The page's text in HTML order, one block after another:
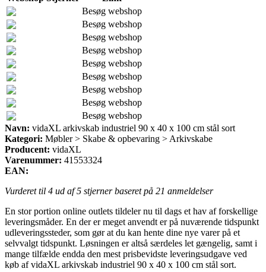
Besøg webshop
Besøg webshop
Besøg webshop
Besøg webshop
Besøg webshop
Besøg webshop
Besøg webshop
Besøg webshop
Besøg webshop
Navn: vidaXL arkivskab industriel 90 x 40 x 100 cm stål sort
Kategori: Møbler > Skabe & opbevaring > Arkivskabe
Producent: vidaXL
Varenummer: 41553324
EAN:
Vurderet til 4 ud af 5 stjerner baseret på 21 anmeldelser
En stor portion online outlets tildeler nu til dags et hav af forskellige
leveringsmåder. En der er meget anvendt er på nuværende tidspunkt
udleveringssteder, som gør at du kan hente dine nye varer på et
selvvalgt tidspunkt. Løsningen er altså særdeles let gængelig, samt i
mange tilfælde endda den mest prisbevidste leveringsudgave ved
køb af vidaXL arkivskab industriel 90 x 40 x 100 cm stål sort.